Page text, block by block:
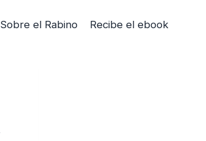
Sobre el Rabino Recibe el ebook